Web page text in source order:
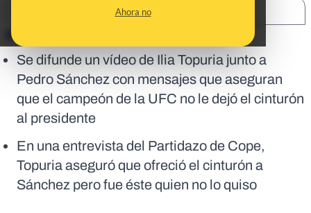
Ahora no
En corto:
Se difunde un vídeo de Ilia Topuria junto a
Pedro Sánchez con mensajes que aseguran
que el campeón de la UFC no le dejó el cinturón
al presidente
En una entrevista del Partidazo de Cope,
Topuria aseguró que ofreció el cinturón a
Sánchez pero fue éste quien no lo quiso